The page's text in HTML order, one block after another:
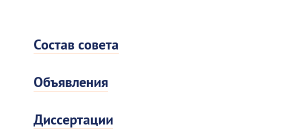
Состав совета
Объявления
Диссертации